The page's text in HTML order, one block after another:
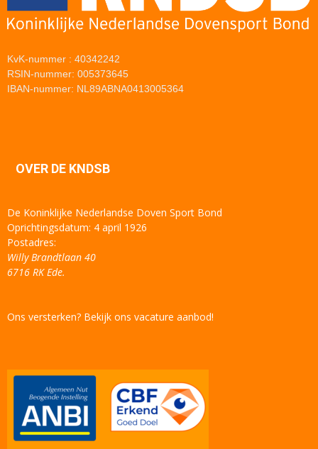
KvK-nummer : 40342242
RSIN-nummer: 005373645
IBAN-nummer: NL89ABNA0413005364
OVER DE KNDSB
De Koninklijke Nederlandse Doven Sport Bond
Oprichtingsdatum: 4 april 1926
Postadres:
Willy Brandtlaan 40
6716 RK Ede.
Ons versterken? Bekijk ons vacature aanbod!